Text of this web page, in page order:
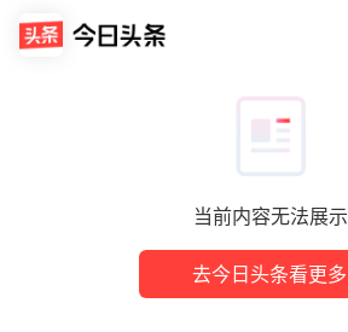
当前内容无法展示
去今日头条看更多